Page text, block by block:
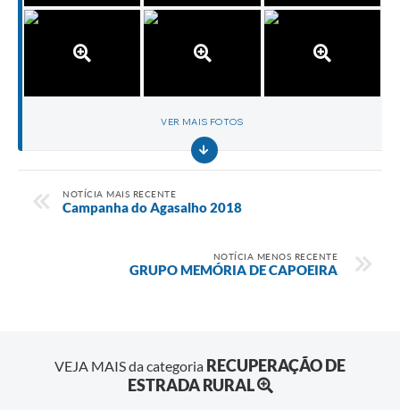
VER MAIS FOTOS
NOTÍCIA MAIS RECENTE
Campanha do Agasalho 2018
NOTÍCIA MENOS RECENTE
GRUPO MEMÓRIA DE CAPOEIRA
VEJA MAIS da categoria RECUPERAÇÃO DE
ESTRADA RURAL